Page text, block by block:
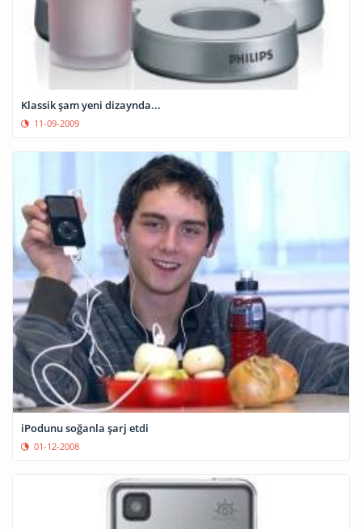
Klassik şam yeni dizaynda...
11-09-2009
iPodunu soğanla şarj etdi
01-12-2008